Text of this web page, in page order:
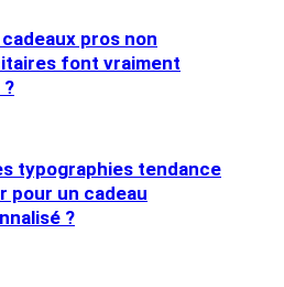
pros non
font vraiment
?
typographies tendance
pour un cadeau
?